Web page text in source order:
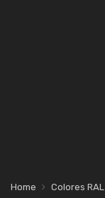
Home Colores RAL